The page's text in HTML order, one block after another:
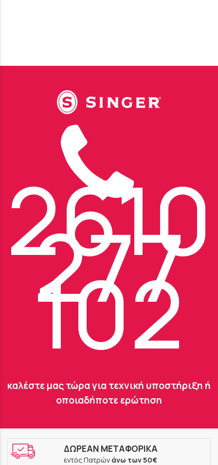
2610
277
102
καλέστε μας τώρα για τεχνική υποστήριξη ή
οποιαδήποτε ερώτηση
ΔΩΡΕΑΝ ΜΕΤΑΦΟΡΙΚΑ
εντός Πατρών άνω των 50€